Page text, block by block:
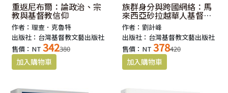
重返尼布爾：論政治、宗
教與基督教信仰
作者：理查．克魯特
出版社：台灣基督教文藝出版社
售價：NT 342380
族群身分與跨國網絡：馬
來西亞砂拉越華人基督徒
研究
作者：劉計峰
出版社：台灣基督教文藝出版社
售價：NT 378420